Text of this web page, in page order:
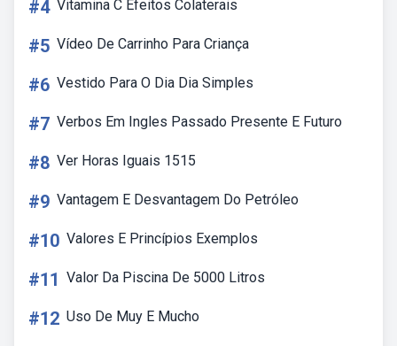
#4 Vitamina C Efeitos Colaterais
#5 Vídeo De Carrinho Para Criança
#6 Vestido Para O Dia Dia Simples
#7 Verbos Em Ingles Passado Presente E Futuro
#8 Ver Horas Iguais 1515
#9 Vantagem E Desvantagem Do Petróleo
#10 Valores E Princípios Exemplos
#11 Valor Da Piscina De 5000 Litros
#12 Uso De Muy E Mucho